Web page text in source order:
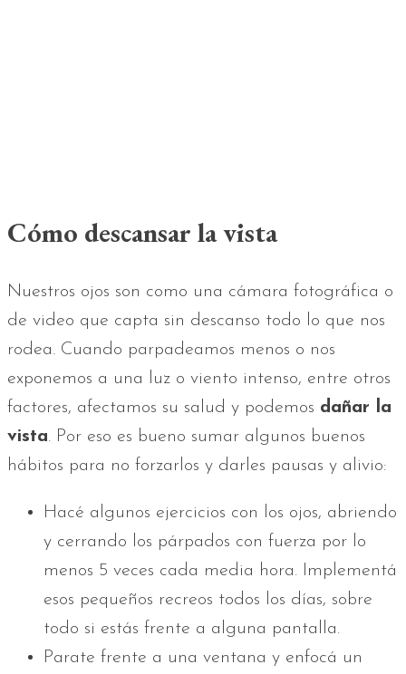
Cómo descansar la vista
Nuestros ojos son como una cámara fotográfica o
de video que capta sin descanso todo lo que nos
rodea. Cuando parpadeamos menos o nos
exponemos a una luz o viento intenso, entre otros
factores, afectamos su salud y podemos dañar la
vista. Por eso es bueno sumar algunos buenos
hábitos para no forzarlos y darles pausas y alivio:
Hacé algunos ejercicios con los ojos, abriendo
y cerrando los párpados con fuerza por lo
menos 5 veces cada media hora. Implementá
esos pequeños recreos todos los días, sobre
todo si estás frente a alguna pantalla.
Parate frente a una ventana y enfocá un